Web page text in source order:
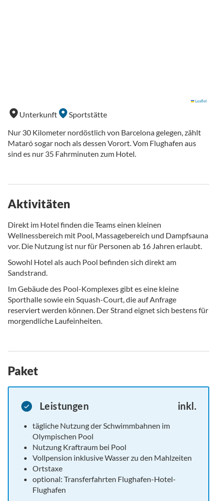
Leaflet
Unterkunft
Sportstätte
Nur 30 Kilometer nordöstlich von Barcelona gelegen, zählt
Mataró sogar noch als dessen Vorort. Vom Flughafen aus
sind es nur 35 Fahrminuten zum Hotel.
Aktivitäten
Direkt im Hotel finden die Teams einen kleinen
Wellnessbereich mit Pool, Massagebereich und Dampfsauna
vor. Die Nutzung ist nur für Personen ab 16 Jahren erlaubt.
Sowohl Hotel als auch Pool befinden sich direkt am
Sandstrand.
Im Gebäude des Pool-Komplexes gibt es eine kleine
Sporthalle sowie ein Squash-Court, die auf Anfrage
reserviert werden können. Der Strand eignet sich bestens für
morgendliche Laufeinheiten.
Paket
Leistungen inkl.
tägliche Nutzung der Schwimmbahnen im
Olympischen Pool
Nutzung Kraftraum bei Pool
Vollpension inklusive Wasser zu den Mahlzeiten
Ortstaxe
optional: Transferfahrten Flughafen-Hotel-
Flughafen